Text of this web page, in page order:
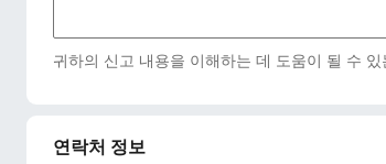
귀하의 신고 내용을 이해하는 데 도움이 될 수
연락처 정보